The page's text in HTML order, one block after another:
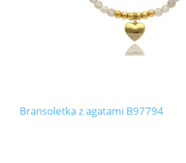
Bransoletka z agatami B97794